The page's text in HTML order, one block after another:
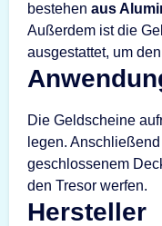
bestehen aus
Außerdem ist die
ausgestattet, um
Die Geldscheine
legen.
geschlossenem
den Tresor werfen.
Hersteller